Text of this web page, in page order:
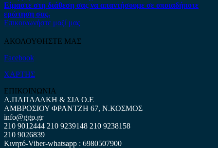
Είμαστε στη διάθεση σας να απαντήσουμε σε οποιαδήποτε
ερώτηση σας.
Επικοινωνήστε μαζί μας
ΑΚΟΛΟΥΘΗΣΤΕ ΜΑΣ
Facebook
ΧΑΡΤΗΣ
ΕΠΙΚΟΙΝΩΝΙΑ
Α.ΠΑΠΑΔΑΚΗ & ΣΙΑ Ο.Ε
ΑΜΒΡΟΣΙΟΥ ΦΡΑΝΤΖΗ 67, Ν.ΚΟΣΜΟΣ
info@ggp.gr
210 9012444 210 9239148 210 9238158
210 9026839
Κινητό-Viber-whatsapp : 6980507900